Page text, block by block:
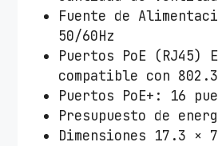
Fuente de
50/60Hz
Puertos PoE (RJ45)
compatible con
Puertos PoE+: 16
Presupuesto de
Dimensiones 17.3